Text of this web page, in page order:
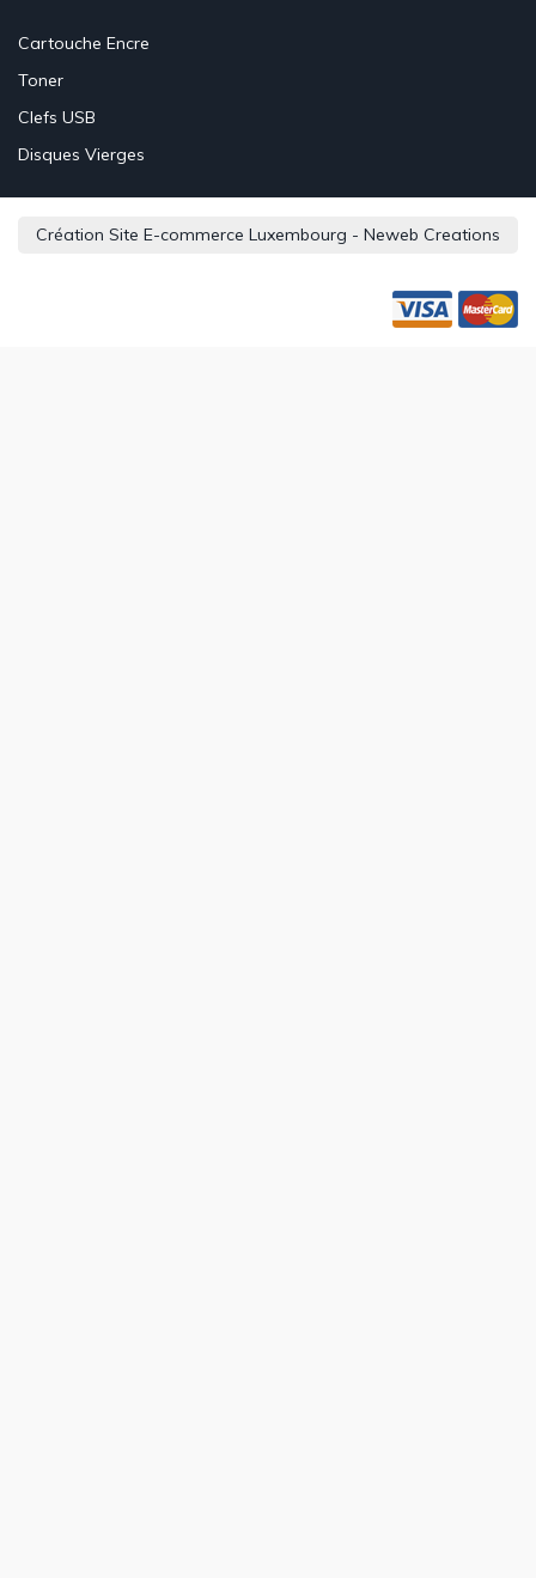
Cartouche Encre
Toner
Clefs USB
Disques Vierges
Création Site E-commerce Luxembourg - Neweb Creations